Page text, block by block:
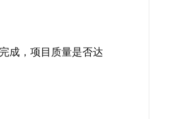
成，项目质量是否达